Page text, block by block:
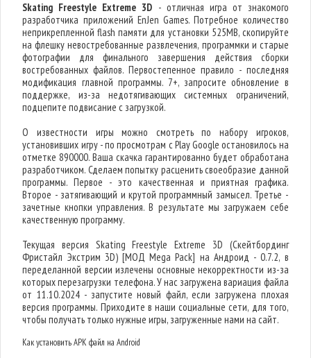
Skating Freestyle Extreme 3D - отличная игра от знакомого
разработчика приложений EnJen Games. Потребное количество
неприкрепленной flash памяти для установки 525MB, скопируйте
на флешку невостребованные развлечения, программки и старые
фотографии для финального завершения действия сборки
востребованных файлов. Первостепенное правило - последняя
модификация главной программы. 7+, запросите обновление в
поддержке, из-за недотягивающих системных ограничений,
подцепите подвисание с загрузкой.
О известности игры можно смотреть по набору игроков,
установивших игру - по просмотрам с Play Google остановилось на
отметке 890000. Ваша скачка гарантированно будет обработана
разработчиком. Сделаем попытку расценить своеобразие данной
программы. Первое - это качественная и приятная графика.
Второе - затягивающий и крутой программный замысел. Третье -
зачетные кнопки управления. В результате мы загружаем себе
качественную программу.
Текущая версия Skating Freestyle Extreme 3D (Скейтбординг
Фристайл Экстрим 3D) [МОД Mega Pack] на Андроид - 0.7.2, в
переделанной версии излечены основные некорректности из-за
которых перезагрузки телефона. У нас загружена вариация файла
от 11.10.2024 - запустите новый файл, если загружена плохая
версия программы. Приходите в наши социальные сети, для того,
чтобы получать только нужные игры, загруженные нами на сайт.
Как установить APK файл на Android